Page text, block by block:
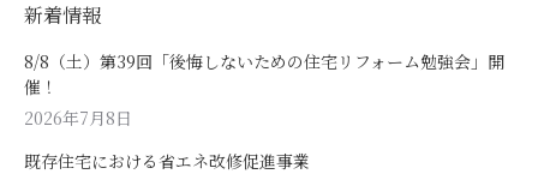
新着情報
8/8（土）第39回「後悔しないための住宅リフォーム勉強会」開
催！
2026年7月8日
既存住宅における省エネ改修促進事業